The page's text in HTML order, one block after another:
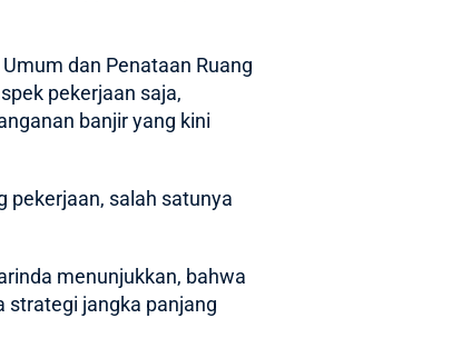
dan Penataan Ruang
pekerjaan saja,
banjir yang kini
pekerjaan, salah satunya
menunjukkan, bahwa
strategi jangka panjang